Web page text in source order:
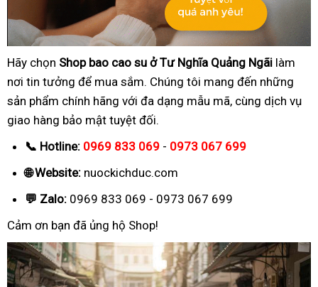
Hãy chọn Shop bao cao su ở Tư Nghĩa Quảng Ngãi làm
nơi tin tưởng để mua sắm. Chúng tôi mang đến những
sản phẩm chính hãng với đa dạng mẫu mã, cùng dịch vụ
giao hàng bảo mật tuyệt đối.
📞 Hotline: 0969 833 069 - 0973 067 699
🌐 Website: nuockichduc.com
💬 Zalo: 0969 833 069 - 0973 067 699
Cảm ơn bạn đã ủng hộ Shop!